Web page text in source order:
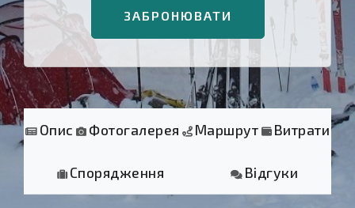
ЗАБРОНЮВАТИ
Опис Фотогалерея Маршрут Витрати
Спорядження Відгуки